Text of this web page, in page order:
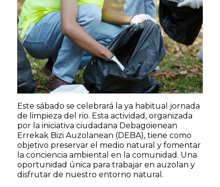
Este sábado se celebrará la ya habitual jornada
de limpieza del rio. Esta actividad, organizada
por la iniciativa ciudadana Debagoienean
Errekak Bizi Auzolanean (DEBA), tiene como
objetivo preservar el medio natural y fomentar
la conciencia ambiental en la comunidad. Una
oportunidad única para trabajar en auzolan y
disfrutar de nuestro entorno natural.